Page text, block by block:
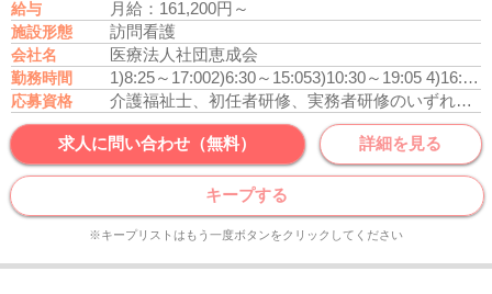
給与 月給：161,200円～
施設形態 訪問看護
会社名 医療法人社団恵成会
勤務時間 1)8:25～17:002)6:30～15:053)10:30～19:05 4)16:15～1:00
応募資格 介護福祉士、初任者研修、実務者研修のいずれかの資格をお持ちの方
求人に問い合わせ（無料） 詳細を見る
キープする
※キープリストはもう一度ボタンをクリックしてください